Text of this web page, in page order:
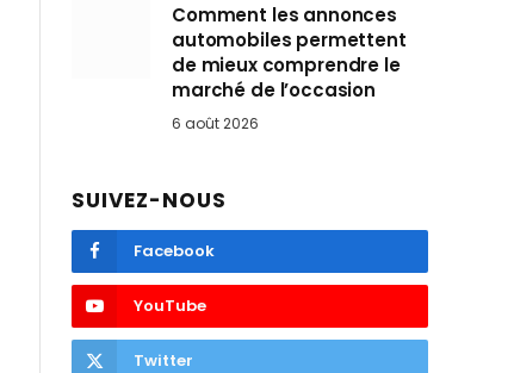
Comment les annonces
automobiles permettent
de mieux comprendre le
marché de l’occasion
6 août 2026
SUIVEZ-NOUS
Facebook
YouTube
Twitter